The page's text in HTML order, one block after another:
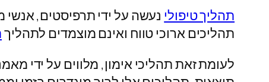
תהליך טיפולי נעשה על ידי תרפיסטים, אנשי
תהליכים ארוכי טווח ואינם מוצמדים לתהליך
לעומת זאת תהליכי אימון, מלווים על ידי